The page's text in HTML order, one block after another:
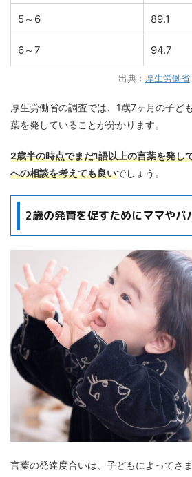
5～6 89.1
6～7 94.7
出典： 厚生労働省
厚生労働省の調査では、1歳7ヶ月の子ど
葉を発していることが分かります。
2歳半の時点でまだ1語以上の言葉を発し
への相談を考えても良いでしょう。
2歳の発育を促すためにママやパ
言葉の発達度合いは、子どもによってさ